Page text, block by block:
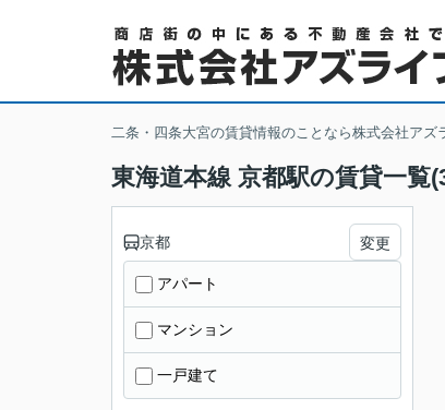
二条・四条大宮の賃貸情報のことなら株式会社アズ
東海道本線 京都駅の賃貸一覧
京都 変更
アパート
マンション
一戸建て